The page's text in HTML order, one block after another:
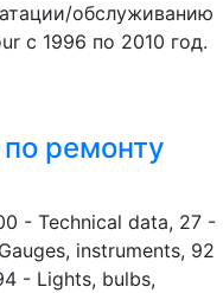
обслуживанию
с 1996 по 2010 год.
ремонту
- Technical data, 27 -
instruments, 92
- Lights, bulbs,